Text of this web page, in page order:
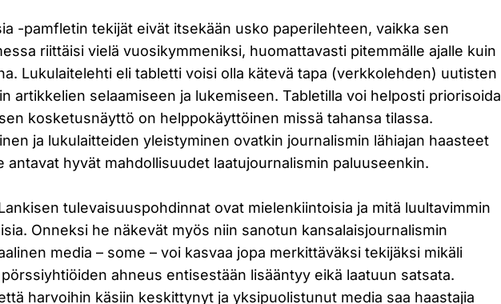
-pamfletin tekijät eivät itsekään usko paperilehteen, vaikka sen
riittäisi vielä vuosikymmeniksi, huomattavasti pitemmälle ajalle kuin
Lukulaitelehti eli tabletti voisi olla kätevä tapa (verkkolehden) uutisten
artikkelien selaamiseen ja lukemiseen. Tabletilla voi helposti priorisoida
kosketusnäyttö on helppokäyttöinen missä tahansa tilassa.
ja lukulaitteiden yleistyminen ovatkin journalismin lähiajan haasteet
antavat hyvät mahdollisuudet laatujournalismin paluuseenkin.
tulevaisuuspohdinnat ovat mielenkiintoisia ja mitä luultavimmin
Onneksi he näkevät myös niin sanotun kansalaisjournalismin
media – some – voi kasvaa jopa merkittäväksi tekijäksi mikäli
ahneus entisestään lisääntyy eikä laatuun satsata.
harvoihin käsiin keskittynyt ja yksipuolistunut media saa haastajia